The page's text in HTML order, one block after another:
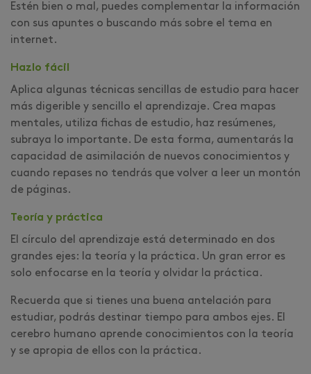
Estén bien o mal, puedes complementar la información
con sus apuntes o buscando más sobre el tema en
internet.
Hazlo fácil
Aplica algunas técnicas sencillas de estudio para hacer
más digerible y sencillo el aprendizaje. Crea mapas
mentales, utiliza fichas de estudio, haz resúmenes,
subraya lo importante. De esta forma, aumentarás la
capacidad de asimilación de nuevos conocimientos y
cuando repases no tendrás que volver a leer un montón
de páginas.
Teoría y práctica
El círculo del aprendizaje está determinado en dos
grandes ejes: la teoría y la práctica. Un gran error es
solo enfocarse en la teoría y olvidar la práctica.
Recuerda que si tienes una buena antelación para
estudiar, podrás destinar tiempo para ambos ejes. El
cerebro humano aprende conocimientos con la teoría
y se apropia de ellos con la práctica.